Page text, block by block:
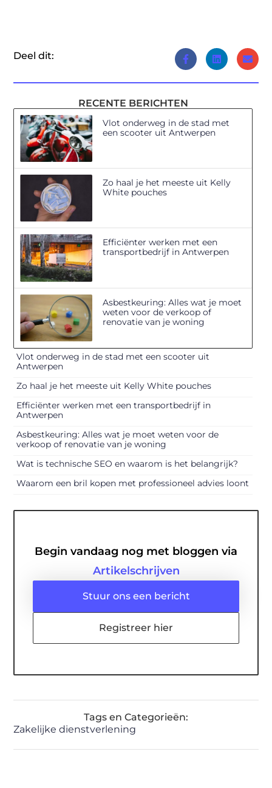
Deel dit:
RECENTE BERICHTEN
Vlot onderweg in de stad met
een scooter uit Antwerpen
Zo haal je het meeste uit Kelly
White pouches
Efficiënter werken met een
transportbedrijf in Antwerpen
Asbestkeuring: Alles wat je moet
weten voor de verkoop of
renovatie van je woning
Vlot onderweg in de stad met een scooter uit
Antwerpen
Zo haal je het meeste uit Kelly White pouches
Efficiënter werken met een transportbedrijf in
Antwerpen
Asbestkeuring: Alles wat je moet weten voor de
verkoop of renovatie van je woning
Wat is technische SEO en waarom is het belangrijk?
Waarom een bril kopen met professioneel advies loont
Begin vandaag nog met bloggen via
Artikelschrijven
Stuur ons een bericht
Registreer hier
Tags en Categorieën:
Zakelijke dienstverlening